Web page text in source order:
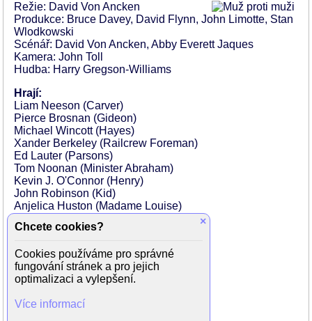
Režie: David Von Ancken
Produkce: Bruce Davey, David Flynn, John Limotte, Stan
Wlodkowski
Scénář: David Von Ancken, Abby Everett Jaques
Kamera: John Toll
Hudba: Harry Gregson-Williams
Hrají:
Liam Neeson (Carver)
Pierce Brosnan (Gideon)
Michael Wincott (Hayes)
Xander Berkeley (Railcrew Foreman)
Ed Lauter (Parsons)
Tom Noonan (Minister Abraham)
Kevin J. O'Connor (Henry)
John Robinson (Kid)
Anjelica Huston (Madame Louise)
Robert Baker (Pope)
Jimmi Simpson (Big Brother)
James Jordan (Little Brother)
Nate Mooney (Cousin Bill)
Argos MacCallum (Wizened Christian)
×
Chcete cookies?
Cookies používáme pro správné
fungování stránek a pro jejich
optimalizaci a vylepšení.
Více informací